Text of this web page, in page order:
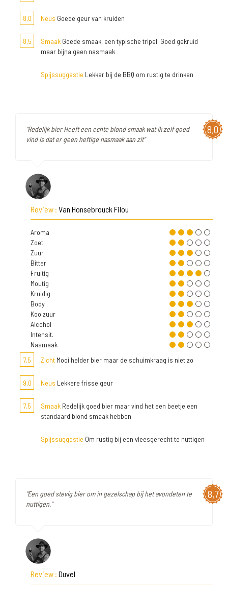
8,0 Neus Goede geur van kruiden
8,5 Smaak Goede smaak, een typische tripel. Goed gekruid
maar bijna geen nasmaak
Spijssuggestie Lekker bij de BBQ om rustig te drinken
8,0
"Redelijk bier Heeft een echte blond smaak wat ik zelf goed
vind is dat er geen heftige nasmaak aan zit"
Review : Van Honsebrouck Filou
Aroma
Zoet
Zuur
Bitter
Fruitig
Moutig
Kruidig
Body
Koolzuur
Alcohol
Intensit.
Nasmaak
7,5
Zicht Mooi helder bier maar de schuimkraag is niet zo
9,0 Neus Lekkere frisse geur
7,5 Smaak Redelijk goed bier maar vind het een beetje een
standaard blond smaak hebben
Spijssuggestie Om rustig bij een vleesgerecht te nuttigen
8,7
"Een goed stevig bier om in gezelschap bij het avondeten te
nuttigen."
Review : Duvel